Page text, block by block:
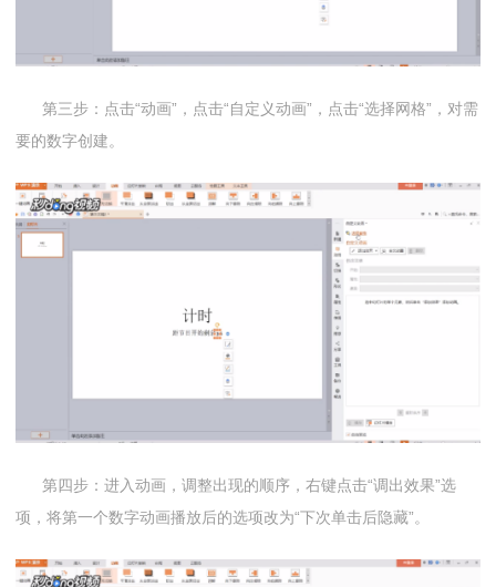
第三步：点击“动画”，点击“自定义动画”，点击“选择网格”，对需
要的数字创建。
第四步：进入动画，调整出现的顺序，右键点击“调出效果”选
项，将第一个数字动画播放后的选项改为“下次单击后隐藏”。